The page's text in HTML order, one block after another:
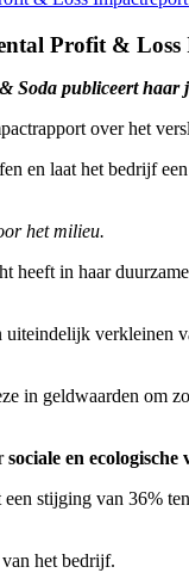
Profit &
Soda publiceert
over het
en laat het bedrijf
het milieu.
in haar
in geldwaarden
sociale en
stijging van 36%
het bedrijf.